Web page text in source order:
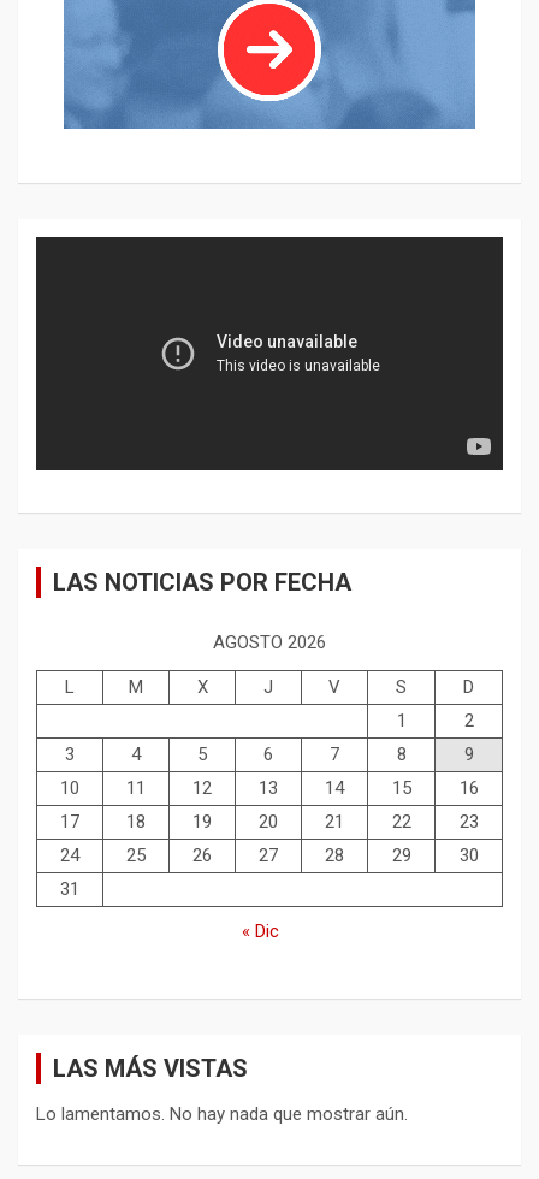
LAS NOTICIAS POR FECHA
AGOSTO 2026
L M X J V S
D
1
2
3
4 5 6 7 8
9
10
11 12 13 14 15
16
17
18 19 20 21 22
23
24
25 26 27 28 29
30
31
« Dic
LAS MÁS VISTAS
Lo lamentamos. No hay nada que mostrar aún.